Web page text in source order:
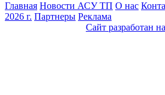
Главная Новости АСУ ТП О нас
2026 г. Партнеры Реклама
Сайт разработан